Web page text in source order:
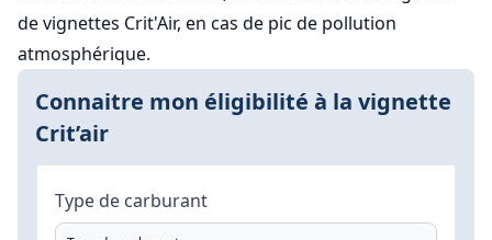
de vignettes Crit'Air, en cas de pic de pollution
atmosphérique.
Connaitre mon éligibilité à la vignette
Crit’air
Type de carburant